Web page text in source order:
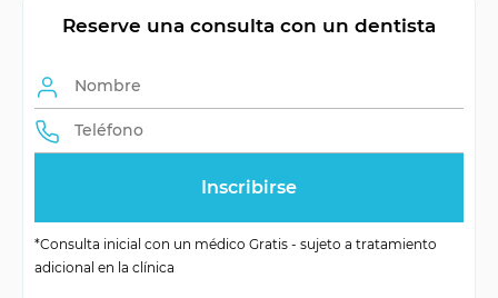
tratamiento
Métodos de
Periodo de
tratamiento
según la situación
Reserve una consulta con un dentista
*Consulta inicial con un médico Gratis - sujeto a tratamiento
adicional en la clínica